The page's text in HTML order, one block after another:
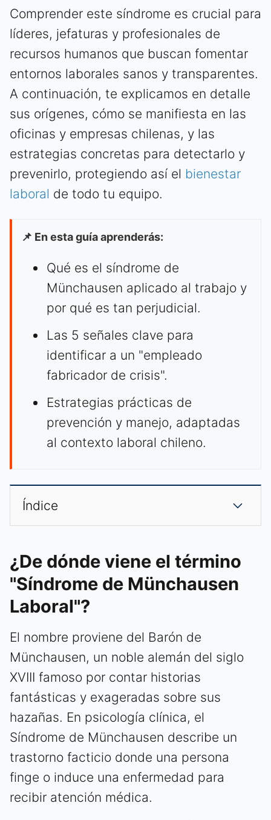
Comprender este síndrome es crucial para
líderes, jefaturas y profesionales de
recursos humanos que buscan fomentar
entornos laborales sanos y transparentes.
A continuación, te explicamos en detalle
sus orígenes, cómo se manifiesta en las
oficinas y empresas chilenas, y las
estrategias concretas para detectarlo y
prevenirlo, protegiendo así el bienestar
laboral de todo tu equipo.
📌 En esta guía aprenderás:
Qué es el síndrome de
Münchausen aplicado al trabajo y
por qué es tan perjudicial.
Las 5 señales clave para
identificar a un "empleado
fabricador de crisis".
Estrategias prácticas de
prevención y manejo, adaptadas
al contexto laboral chileno.
Índice
¿De dónde viene el término
"Síndrome de Münchausen
Laboral"?
El nombre proviene del Barón de
Münchausen, un noble alemán del siglo
XVIII famoso por contar historias
fantásticas y exageradas sobre sus
hazañas. En psicología clínica, el
Síndrome de Münchausen describe un
trastorno facticio donde una persona
finge o induce una enfermedad para
recibir atención médica.